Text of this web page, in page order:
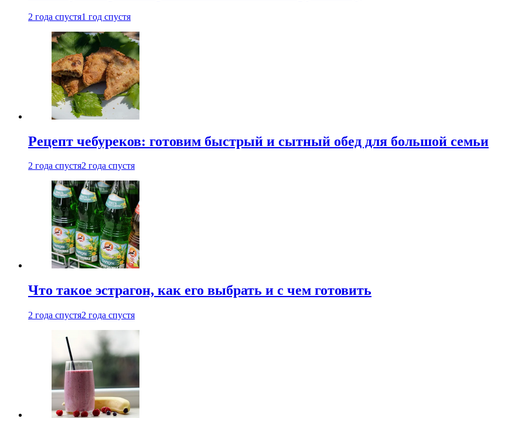
2 года спустя1 год спустя
Рецепт чебуреков: готовим быстрый и сытный обед для большой семьи
2 года спустя2 года спустя
Что такое эстрагон, как его выбрать и с чем готовить
2 года спустя2 года спустя